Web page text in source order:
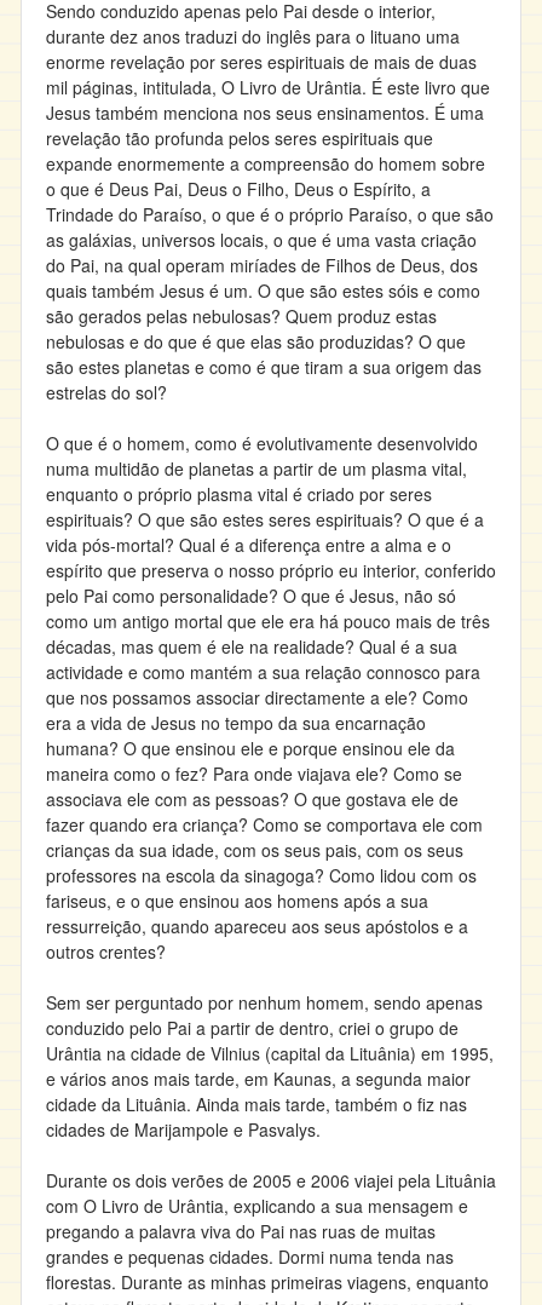
Sendo conduzido apenas pelo Pai desde o interior,
durante dez anos traduzi do inglês para o lituano uma
enorme revelação por seres espirituais de mais de duas
mil páginas, intitulada, O Livro de Urântia. É este livro que
Jesus também menciona nos seus ensinamentos. É uma
revelação tão profunda pelos seres espirituais que
expande enormemente a compreensão do homem sobre
o que é Deus Pai, Deus o Filho, Deus o Espírito, a
Trindade do Paraíso, o que é o próprio Paraíso, o que são
as galáxias, universos locais, o que é uma vasta criação
do Pai, na qual operam miríades de Filhos de Deus, dos
quais também Jesus é um. O que são estes sóis e como
são gerados pelas nebulosas? Quem produz estas
nebulosas e do que é que elas são produzidas? O que
são estes planetas e como é que tiram a sua origem das
estrelas do sol?
O que é o homem, como é evolutivamente desenvolvido
numa multidão de planetas a partir de um plasma vital,
enquanto o próprio plasma vital é criado por seres
espirituais? O que são estes seres espirituais? O que é a
vida pós-mortal? Qual é a diferença entre a alma e o
espírito que preserva o nosso próprio eu interior, conferido
pelo Pai como personalidade? O que é Jesus, não só
como um antigo mortal que ele era há pouco mais de três
décadas, mas quem é ele na realidade? Qual é a sua
actividade e como mantém a sua relação connosco para
que nos possamos associar directamente a ele? Como
era a vida de Jesus no tempo da sua encarnação
humana? O que ensinou ele e porque ensinou ele da
maneira como o fez? Para onde viajava ele? Como se
associava ele com as pessoas? O que gostava ele de
fazer quando era criança? Como se comportava ele com
crianças da sua idade, com os seus pais, com os seus
professores na escola da sinagoga? Como lidou com os
fariseus, e o que ensinou aos homens após a sua
ressurreição, quando apareceu aos seus apóstolos e a
outros crentes?
Sem ser perguntado por nenhum homem, sendo apenas
conduzido pelo Pai a partir de dentro, criei o grupo de
Urântia na cidade de Vilnius (capital da Lituânia) em 1995,
e vários anos mais tarde, em Kaunas, a segunda maior
cidade da Lituânia. Ainda mais tarde, também o fiz nas
cidades de Marijampole e Pasvalys.
Durante os dois verões de 2005 e 2006 viajei pela Lituânia
com O Livro de Urântia, explicando a sua mensagem e
pregando a palavra viva do Pai nas ruas de muitas
grandes e pequenas cidades. Dormi numa tenda nas
florestas. Durante as minhas primeiras viagens, enquanto